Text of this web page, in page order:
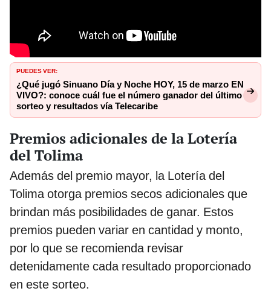
PUEDES VER:
¿Qué jugó Sinuano Día y Noche HOY, 15 de marzo EN
VIVO?: conoce cuál fue el número ganador del último
sorteo y resultados vía Telecaribe
Premios adicionales de la Lotería
del Tolima
Además del premio mayor, la Lotería del
Tolima otorga premios secos adicionales que
brindan más posibilidades de ganar. Estos
premios pueden variar en cantidad y monto,
por lo que se recomienda revisar
detenidamente cada resultado proporcionado
en este sorteo.